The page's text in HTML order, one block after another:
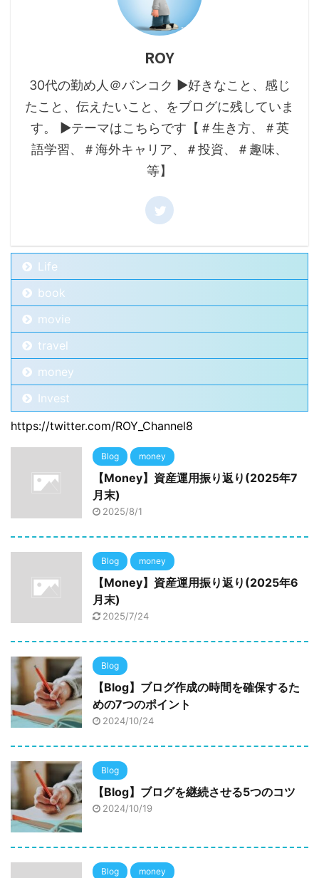
ROY
30代の勤め人＠バンコク ▶好きなこと、感じ
たこと、伝えたいこと、をブログに残していま
す。 ▶テーマはこちらです【＃生き方、＃英
語学習、＃海外キャリア、＃投資、＃趣味、
等】
Life
book
movie
travel
money
Invest
https://twitter.com/ROY_Channel8
Blog money
【Money】資産運用振り返り(2025年7
月末)
2025/8/1
Blog money
【Money】資産運用振り返り(2025年6
月末)
2025/7/24
Blog
【Blog】ブログ作成の時間を確保するた
めの7つのポイント
2024/10/24
Blog
【Blog】ブログを継続させる5つのコツ
2024/10/19
Blog money